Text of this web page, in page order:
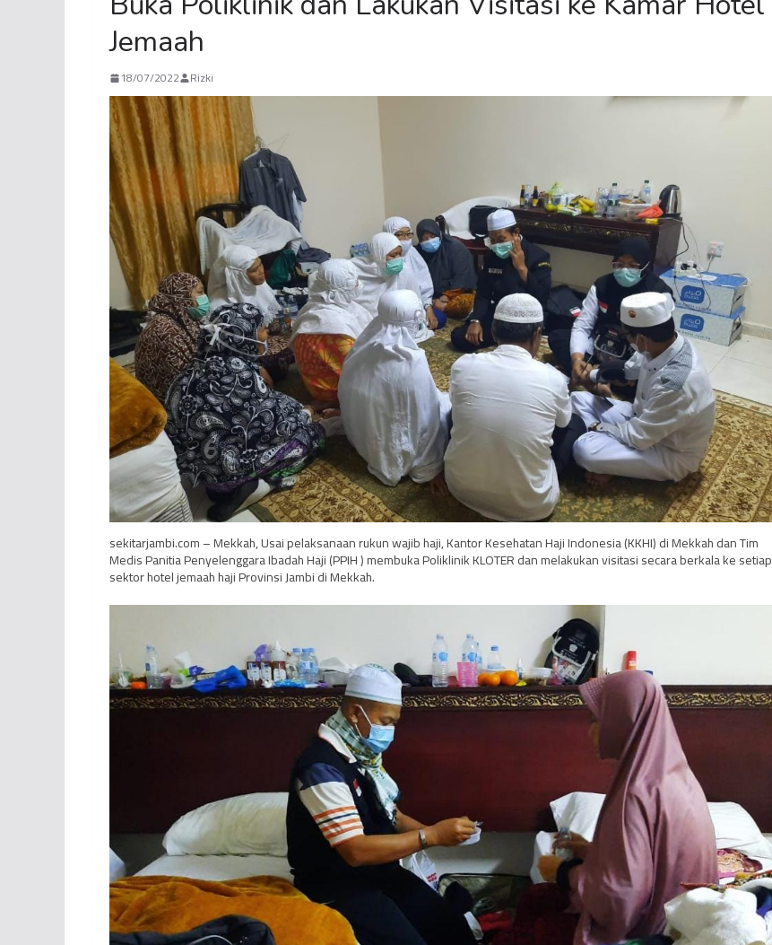
Jemaah
18/07/2022 Rizki
sekitarjambi.com – Mekkah, Usai pelaksanaan rukun wajib haji, Kantor Kesehatan Haji Indonesia (KKHI) di Mekkah dan Tim
Medis Panitia Penyelenggara Ibadah Haji (PPIH ) membuka Poliklinik KLOTER dan melakukan visitasi secara berkala ke setiap
sektor hotel jemaah haji Provinsi Jambi di Mekkah.